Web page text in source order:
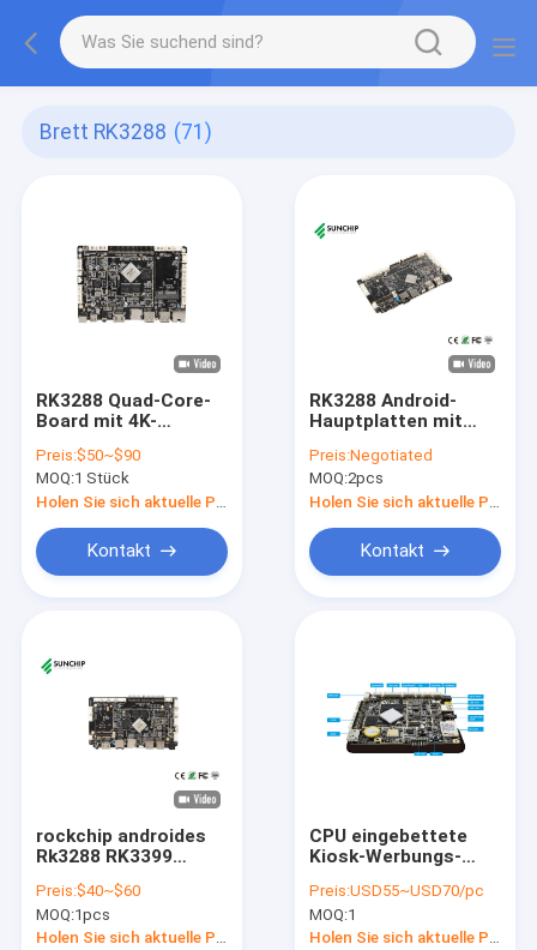
Brett RK3288 (71)
RK3288 Quad-Core-
Board mit 4K-
Decodierung
Industrial All-in-One
PCBA mit Android-
System
Preis:$50~$90
MOQ:1 Stück
Kontakt
RK3288 Android-
Hauptplatten mit
ROM-Unterstützung
USB-Kamera / MIPI-
Kamera
Preis:Negotiated
MOQ:2pcs
Kontakt
rockchip androides
Rk3288 RK3399
Media Player-
Positions-
Maschinenautomaten-
Preis:$40~$60
MOQ:1pcs
CPU eingebettete
Kiosk-Werbungs-
RK3288 Brett DC-
Stromversorgungs-
RTC WiFi
Preis:USD55~USD70/pc
MOQ:1